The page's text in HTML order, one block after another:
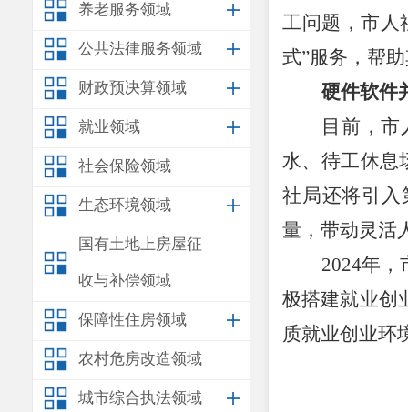
养老服务领域
公共法律服务领域
财政预决算领域
就业领域
社会保险领域
生态环境领域
国有土地上房屋征
收与补偿领域
保障性住房领域
农村危房改造领域
城市综合执法领域
工问题， 市人
式”服务， 帮助
硬件软件
目前，市
水、待工休息
社局还将引入
量，带动灵活
2024年，
极搭建就业创
质就业创业环